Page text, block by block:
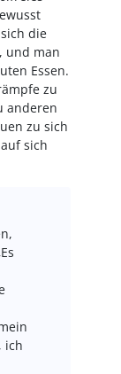
die
und man
Essen.
zu
anderen
zu sich
sich
ich